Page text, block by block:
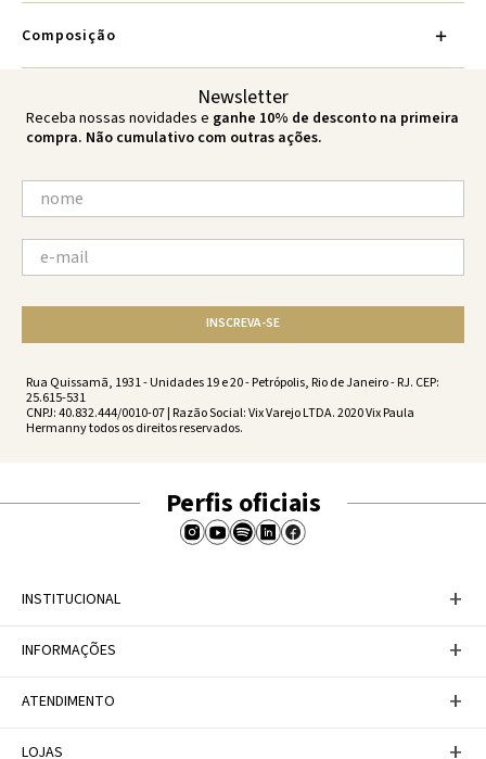
Composição
Newsletter
Receba nossas novidades e ganhe 10% de desconto na primeira
compra. Não cumulativo com outras ações.
INSCREVA-SE
Rua Quissamã, 1931 - Unidades 19 e 20 - Petrópolis, Rio de Janeiro - RJ. CEP:
25.615-531
CNPJ: 40.832.444/0010-07 | Razão Social: Vix Varejo LTDA. 2020 Vix Paula
Hermanny todos os direitos reservados.
Perfis oficiais
INSTITUCIONAL +
A Marca
Trabalhe conosco
INFORMAÇÕES +
Política de Privacidade
Tabela de Medidas
ATENDIMENTO +
Personal Shopper
LOJAS